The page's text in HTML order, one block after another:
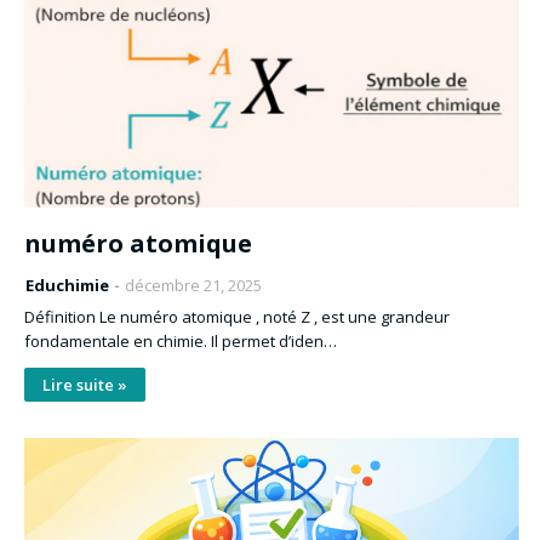
numéro atomique
Educhimie
décembre 21, 2025
Définition Le numéro atomique , noté Z , est une grandeur
fondamentale en chimie. Il permet d’iden…
Lire suite »